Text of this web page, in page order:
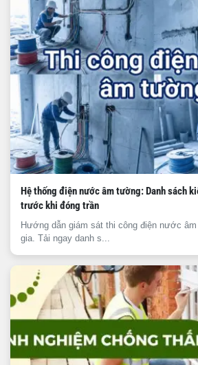
Hệ thống điện nước âm tường: Danh sách
trước khi đóng trần
Hướng dẫn giám sát thi công điện nước
gia. Tải ngay danh s...